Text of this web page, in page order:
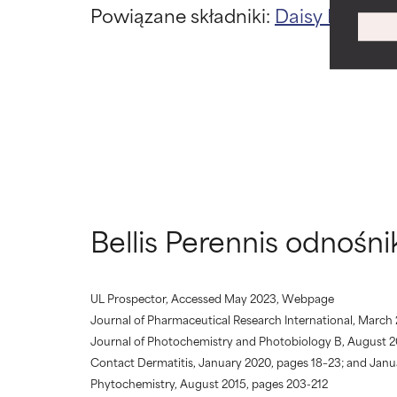
Powiązane składniki: Daisy Flower
Bellis Perennis
UL Prospector, Accessed May 2023, Webpage
Journal of Pharmaceutical Research International, March
Journal of Photochemistry and Photobiology B, August
Contact Dermatitis, January 2020, pages 18–23; and
Phytochemistry, August 2015, pages 203-212
WORST
Może
Nie
WORST
Może
Nie